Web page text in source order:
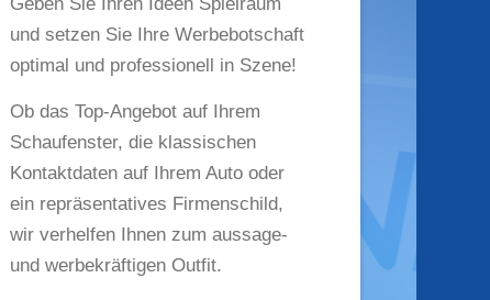
und setzen Sie Ihre Werbebotschaft
optimal und professionell in Szene!
Ob das Top-Angebot auf Ihrem
Schaufenster, die klassischen
Kontaktdaten auf Ihrem Auto oder
ein repräsentatives Firmenschild,
wir verhelfen Ihnen zum aussage-
und werbekräftigen Outfit.